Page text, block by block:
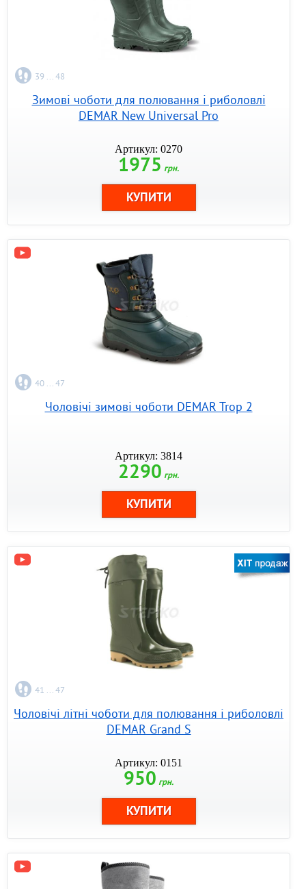
39 ... 48
Зимові чоботи для полювання і риболовлі
DEMAR New Universal Pro
Артикул: 0270
1975 грн.
40 ... 47
Чоловічі зимові чоботи DEMAR Trop 2
Артикул: 3814
2290 грн.
41 ... 47
Чоловічі літні чоботи для полювання і риболовлі
DEMAR Grand S
Артикул: 0151
950 грн.